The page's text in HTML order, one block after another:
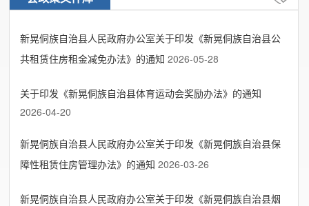
新晃侗族自治县人民政府办公室关于印发《新晃侗族自治县公
共租赁住房租金减免办法》的通知 2026-05-28
关于印发《新晃侗族自治县体育运动会奖励办法》的通知
2026-04-20
新晃侗族自治县人民政府办公室关于印发《新晃侗族自治县保
障性租赁住房管理办法》的通知 2026-03-26
新晃侗族自治县人民政府办公室关于印发《新晃侗族自治县烟